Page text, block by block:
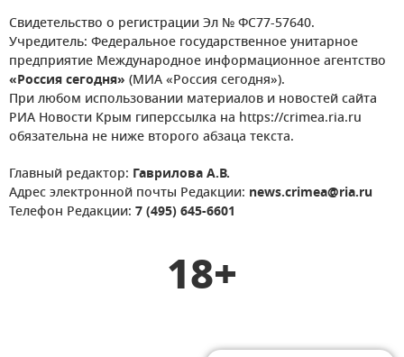
Свидетельство о регистрации Эл № ФС77-57640.
Учредитель: Федеральное государственное унитарное
предприятие Международное информационное агентство
«Россия сегодня» (МИА «Россия сегодня»).
При любом использовании материалов и новостей сайта
РИА Новости Крым гиперссылка на https://crimea.ria.ru
обязательна не ниже второго абзаца текста.
Главный редактор: Гаврилова А.В.
Адрес электронной почты Редакции: news.crimea@ria.ru
Телефон Редакции: 7 (495) 645-6601
18+